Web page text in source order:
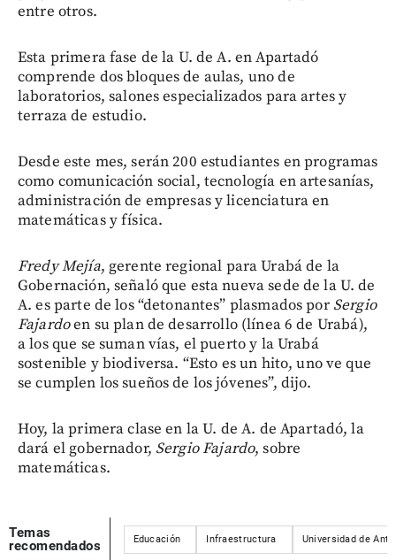
entre otros.
Esta primera fase de la U. de A. en Apartadó
comprende dos bloques de aulas, uno de
laboratorios, salones especializados para artes y
terraza de estudio.
Desde este mes, serán 200 estudiantes en programas
como comunicación social, tecnología en artesanías,
administración de empresas y licenciatura en
matemáticas y física.
Fredy Mejía, gerente regional para Urabá de la
Gobernación, señaló que esta nueva sede de la U. de
A. es parte de los “detonantes” plasmados por Sergio
Fajardoen su plan de desarrollo (línea 6 de Urabá),
a los que se suman vías, el puerto y la Urabá
sostenible y biodiversa. “Esto es un hito, uno ve que
se cumplen los sueños de los jóvenes”, dijo.
Hoy, la primera clase en la U. de A. de Apartadó, la
dará el gobernador, Sergio Fajardo, sobre
matemáticas.
Temas
recomendados
Educación Infraestructura Universidad de